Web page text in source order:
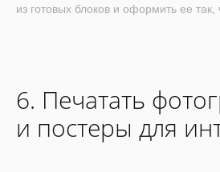
из готовых блоков и оформить ее
6. Печатать
и постеры для